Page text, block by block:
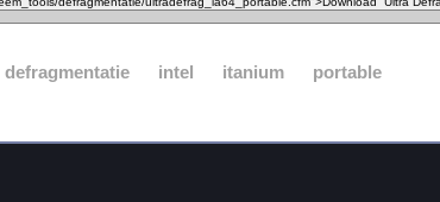
defragmentatie intel itanium
portable